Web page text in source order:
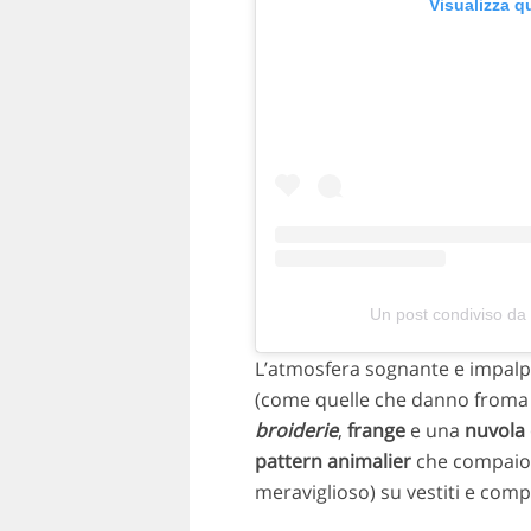
Visualizza
Un post condiviso
L’atmosfera sognante e
(come quelle che danno
broiderie, frange e una nuvola
pattern animalier che
meraviglioso) su vestiti e